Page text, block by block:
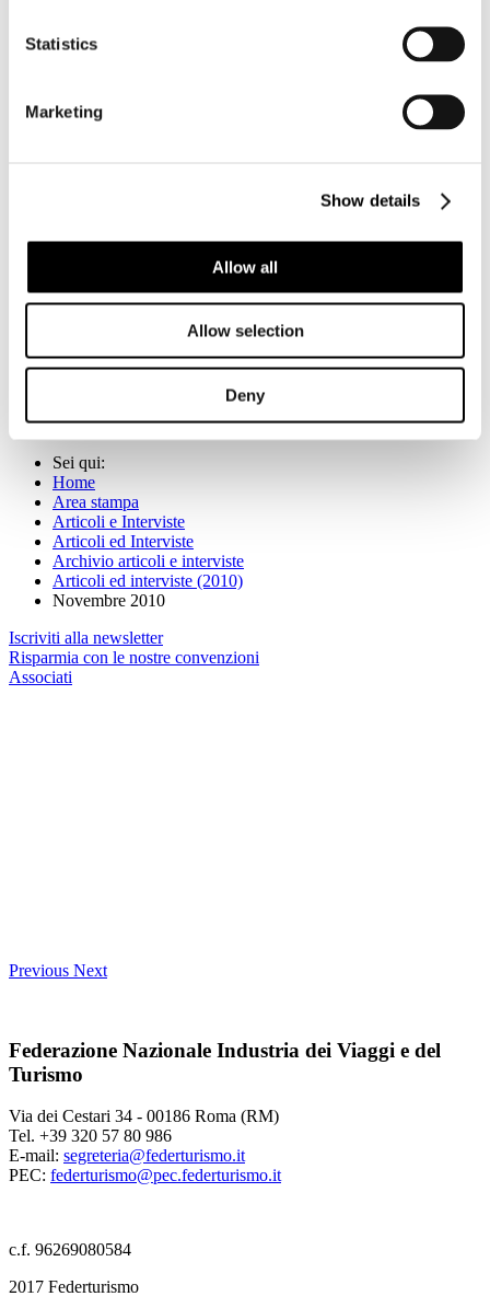
Statistics
Marketing
Show details
Allow all
Allow selection
Deny
culturale" - 25/11/2010
Turismo e Finanza
, "Turismo: Ciset, si arresta il trend
, "Ciset e Federturismo, si arresta
il trend negativo per l'Italia turistica. In pole position mercato
, "Federturismo/2: in crescita turismo
culturale, terme e crociere" - 24/11/2010
, "Ciset: più ottimistiche le opinioni degli
operatori" - 24/11/2010
GV Business, "Ciset: in vivace crescita il turismo culturale" -
CISET/FEDERTURISMO CONFINDUSTRIA"
, "Intervista a Daniel John Winteler. Niente
turismo per caso" - 17/11/2010 (leggi)
Sei qui:
Home
Area stampa
Articoli e Interviste
Articoli ed Interviste
Archivio articoli e interviste
Articoli ed interviste (2010)
Novembre 2010
Iscriviti alla newsletter
Risparmia con le nostre convenzioni
Associati
Previous Next
Federazione Nazionale Industria dei Viaggi e del
Turismo
Via dei Cestari 34 - 00186 Roma (RM)
Tel. +39 320 57 80 986
E-mail: segreteria@federturismo.it
PEC: federturismo@pec.federturismo.it
c.f. 96269080584
2017 Federturismo